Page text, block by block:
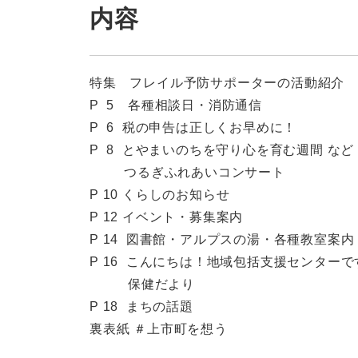
内容
特集 フレイル予防サポーターの活動紹介
P 5 各種相談日・消防通信​
P 6 税の申告は正しくお早めに！
P 8 とやまいのちを守り心を育む週間 など
つるぎふれあいコンサート
P 10 くらしのお知らせ
P 12 イベント・募集案内
P 14 図書館・アルプスの湯・各種教室案内
P 16 こんにちは！地域包括支援センターで
保健だより
P 18 まちの話題
裏表紙 ＃上市町を想う